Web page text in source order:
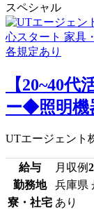
スペシャル
【20~40
ー◆照明機
UTエージェント
給与 月収例
勤務地
兵庫県
寮・社宅 あり